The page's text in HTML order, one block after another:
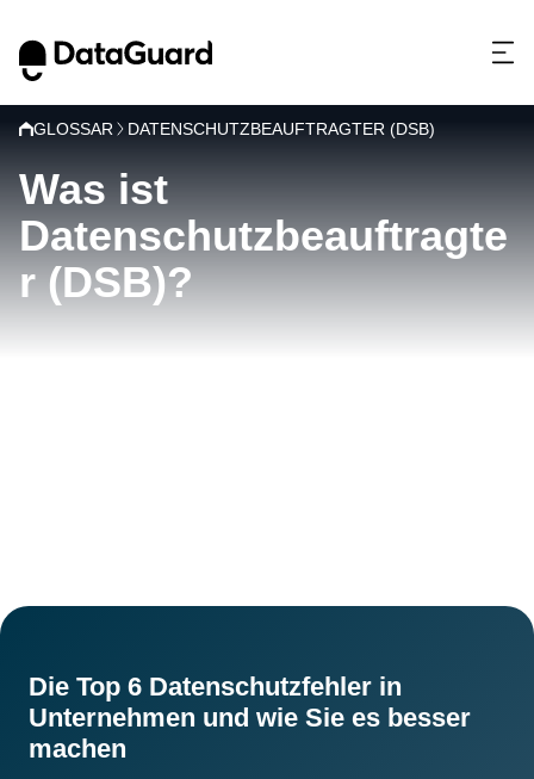
GLOSSAR DATENSCHUTZBEAUFTRAGTER (DSB)
Was ist
Datenschutzbeauftragte
r (DSB)?
Die Top 6 Datenschutzfehler in
Unternehmen und wie Sie es besser
machen